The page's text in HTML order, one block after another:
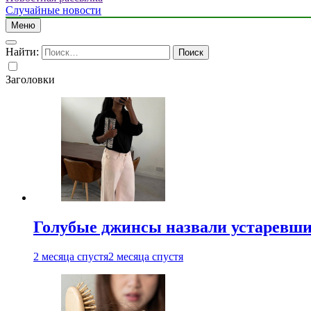
Случайные новости
Меню
Найти:
Заголовки
Голубые джинсы назвали
2 месяца спустя2 месяца спустя